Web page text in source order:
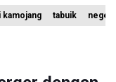
Penanggulangan
Capai 10,05
kamojang tabuik